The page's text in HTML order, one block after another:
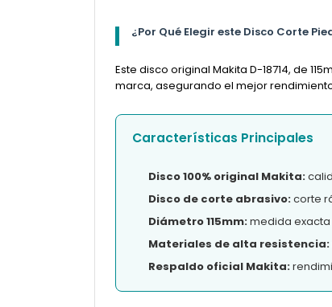
¿Por Qué Elegir este Disco Corte
Este disco original Makita D-18714, de
marca, asegurando el mejor
Características Principales
Disco 100% original Makita:
Disco de corte abrasivo:corte
Diámetro 115mm:medida
Materiales de alta resistencia:
Respaldo oficial Makita: